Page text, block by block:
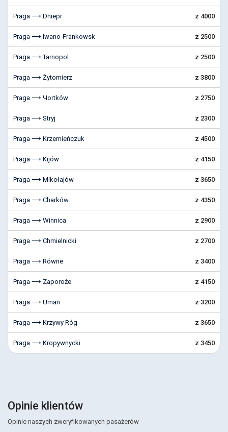
Praga ⟶ Dniepr z 4000
Praga ⟶ Iwano-Frankowsk z 2500
Praga ⟶ Tarnopol z 2500
Praga ⟶ Żytomierz z 3800
Praga ⟶ Чortków z 2750
Praga ⟶ Stryj z 2300
Praga ⟶ Krzemieńczuk z 4500
Praga ⟶ Kijów z 4150
Praga ⟶ Mikołajów z 3650
Praga ⟶ Charków z 4350
Praga ⟶ Winnica z 2900
Praga ⟶ Chmielnicki z 2700
Praga ⟶ Równe z 3400
Praga ⟶ Zaporoże z 4150
Praga ⟶ Uman z 3200
Praga ⟶ Krzywy Róg z 3650
Praga ⟶ Kropywnycki z 3450
Opinie klientów
Opinie naszych zweryfikowanych pasażerów